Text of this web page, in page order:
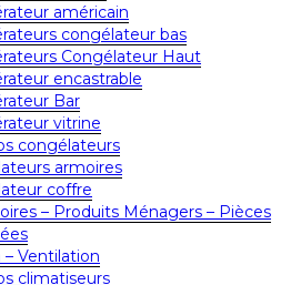
américain
congélateur bas
Congélateur Haut
encastrable
Bar
vitrine
congélateurs
armoires
coffre
– Produits Ménagers – Pièces
Ventilation
climatiseurs